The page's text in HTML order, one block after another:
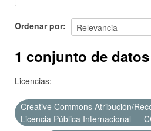
Acerca de
Ordenar por
1 conjunto de
Licencias:
Creative Commons Atribución/
Licencia Pública Internacional —